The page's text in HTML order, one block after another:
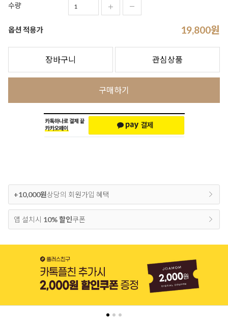
수량
옵션 적용가 19,800원
장바구니 관심상품
구매하기
+10,000원상당의 회원가입 혜택
앱 설치시 10% 할인쿠폰